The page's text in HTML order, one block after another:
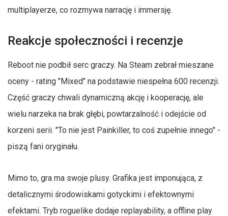
multiplayerze, co rozmywa narrację i immersję.
Reakcje społeczności i recenzje
Reboot nie podbił serc graczy. Na Steam zebrał mieszane
oceny - rating "Mixed" na podstawie niespełna 600 recenzji.
Część graczy chwali dynamiczną akcję i kooperację, ale
wielu narzeka na brak głębi, powtarzalność i odejście od
korzeni serii. "To nie jest Painkiller, to coś zupełnie innego" -
piszą fani oryginału.
Mimo to, gra ma swoje plusy. Grafika jest imponująca, z
detalicznymi środowiskami gotyckimi i efektownymi
efektami. Tryb roguelike dodaje replayability, a offline play